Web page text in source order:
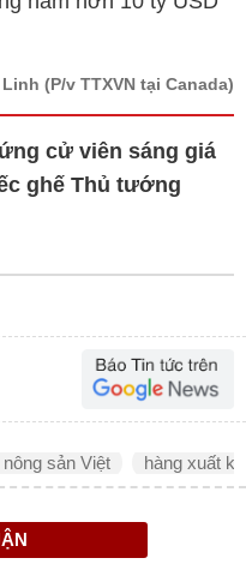
Linh (P/v TTXVN tại Canada)
cử viên sáng giá
ghế Thủ tướng
nông sản Việt hàng xuất